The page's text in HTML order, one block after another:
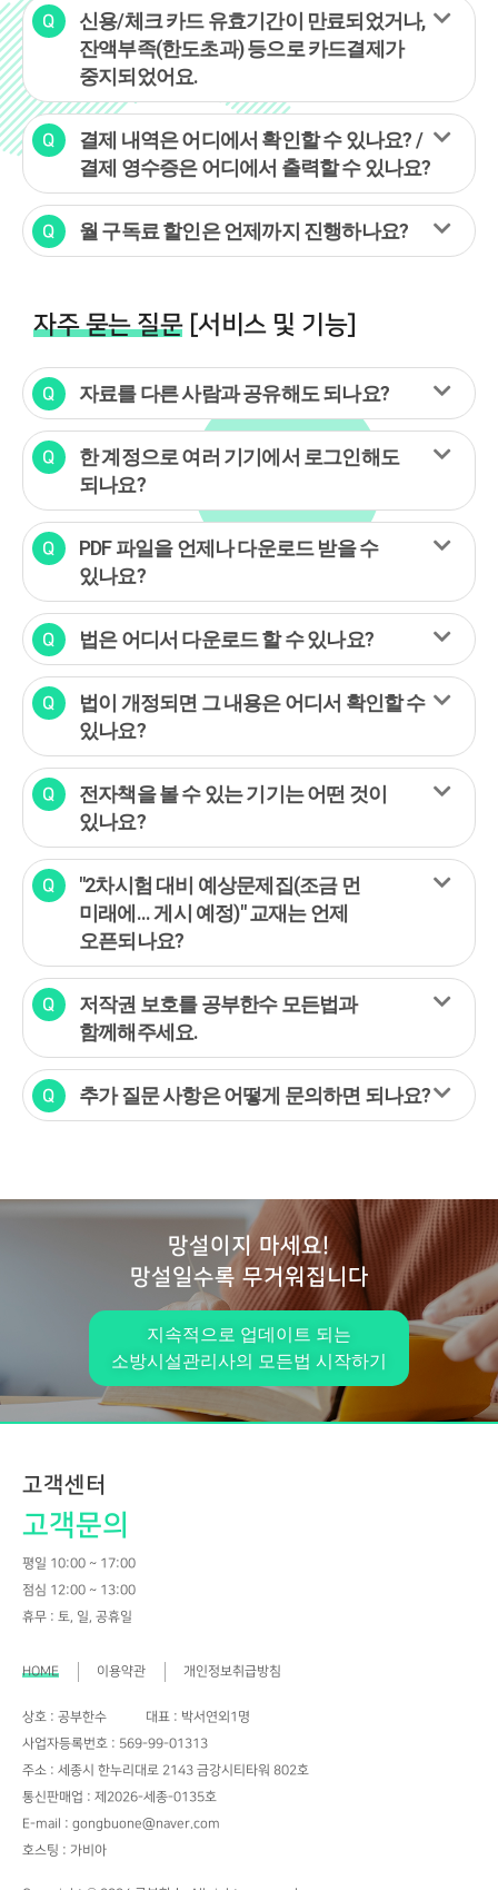
신용/체크 카드 유효기간이 만료되었거나,
잔액부족(한도초과) 등으로 카드결제가
중지되었어요.
결제 내역은 어디에서 확인할 수 있나요? /
결제 영수증은 어디에서 출력할 수 있나요?
월 구독료 할인은 언제까지 진행하나요?
자주 묻는 질문[서비스 및 기능]
자료를 다른 사람과 공유해도 되나요?
한 계정으로 여러 기기에서 로그인해도
되나요?
PDF 파일을 언제나 다운로드 받을 수
있나요?
법은 어디서 다운로드 할 수 있나요?
법이 개정되면 그 내용은 어디서 확인할 수
있나요?
전자책을 볼 수 있는 기기는 어떤 것이
있나요?
"2차시험 대비 예상문제집(조금 먼
미래에... 게시 예정)" 교재는 언제
오픈되나요?
저작권 보호를 공부한수 모든법과
함께해주세요.
추가 질문 사항은 어떻게 문의하면 되나요?
망설이지 마세요!
망설일수록 무거워집니다
지속적으로 업데이트 되는
소방시설관리사의 모든법 시작하기
고객센터
고객문의
평일 10:00 ~ 17:00
점심 12:00 ~ 13:00
휴무 : 토, 일, 공휴일
HOME 이용약관 개인정보취급방침
상호 : 공부한수
대표 : 박서연외1명
사업자등록번호 : 569-99-01313
주소 : 세종시 한누리대로 2143 금강시티타워 802호
통신판매업 : 제2026-세종-0135호
E-mail : gongbuone@naver.com
호스팅 : 가비아